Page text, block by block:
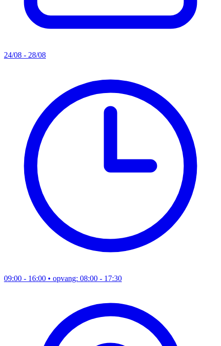
24/08 - 28/08
09:00 - 16:00 • opvang: 08:00 - 17:30